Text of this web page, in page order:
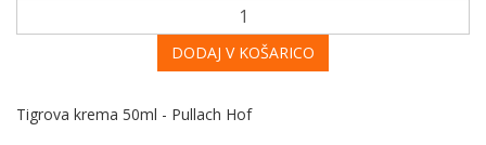
DODAJ V KOŠARICO
Tigrova krema 50ml - Pullach Hof